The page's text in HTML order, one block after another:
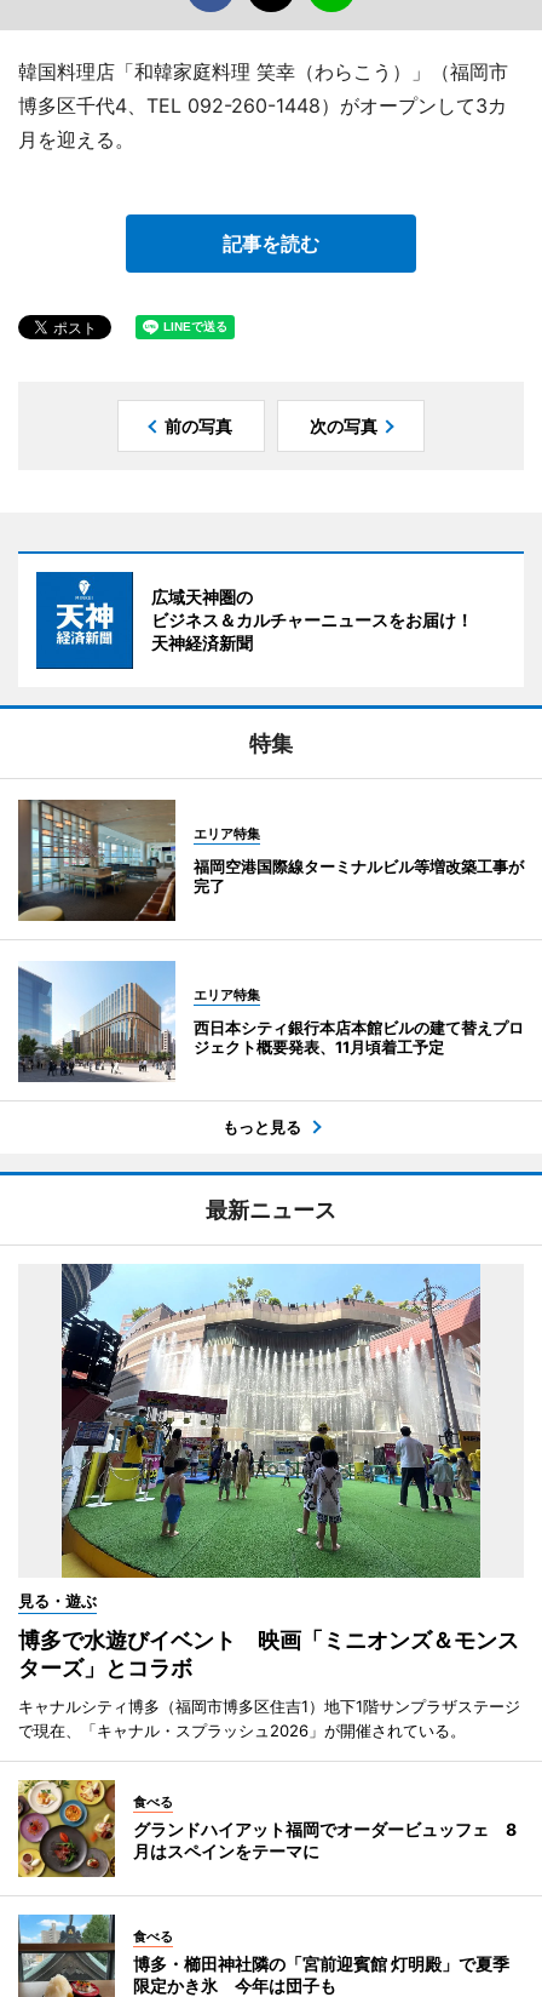
韓国料理店「和韓家庭料理 笑幸（わらこう）」（福岡市
博多区千代4、TEL 092-260-1448）がオープンして3カ
月を迎える。
記事を読む
前の写真 次の写真
広域天神圏の
ビジネス＆カルチャーニュースをお届け！
天神経済新聞
特集
エリア特集
福岡空港国際線ターミナルビル等増改築工事が
完了
エリア特集
西日本シティ銀行本店本館ビルの建て替えプロ
ジェクト概要発表、11月頃着工予定
もっと見る
最新ニュース
見る・遊ぶ
博多で水遊びイベント 映画「ミニオンズ＆モンス
ターズ」とコラボ
キャナルシティ博多（福岡市博多区住吉1）地下1階サンプラザステージ
で現在、「キャナル・スプラッシュ2026」が開催されている。
食べる
グランドハイアット福岡でオーダービュッフェ 8
月はスペインをテーマに
食べる
博多・櫛田神社隣の「宮前迎賓館 灯明殿」で夏季
限定かき氷 今年は団子も